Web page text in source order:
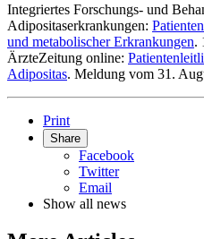
Integriertes Forschungs- und
Adipositaserkrankungen:
und metabolischer Erkrankungen.
ÄrzteZeitung online:
Adipositas. Meldung vom 31.
Print
Share
Facebook
Twitter
Email
Show all news